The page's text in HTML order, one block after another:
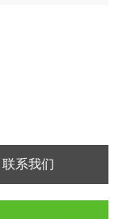
联系我们